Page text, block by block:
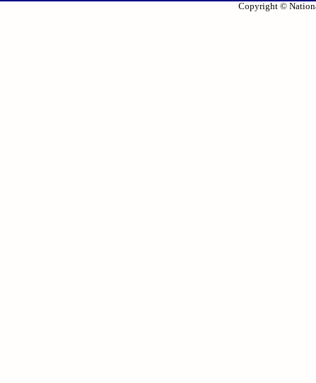
Copyright ©